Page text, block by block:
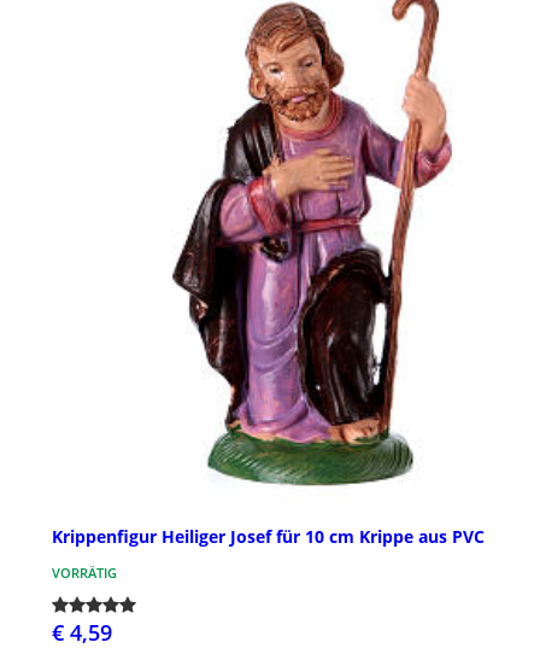
Krippenfigur Heiliger Josef für 10 cm Krippe aus PVC
VORRÄTIG
€ 4,59